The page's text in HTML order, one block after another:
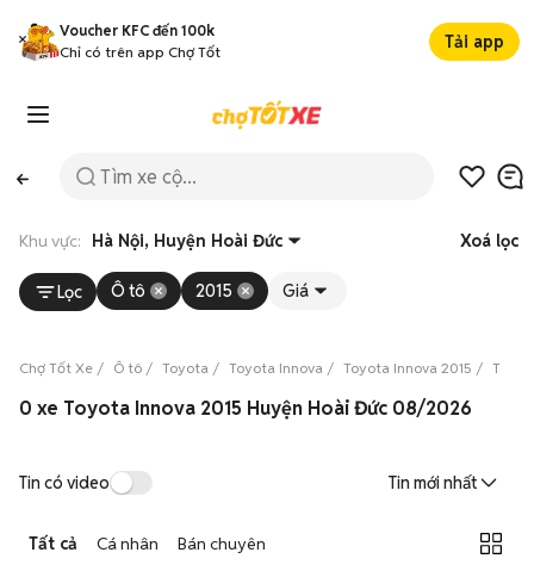
Voucher KFC đến 100k
Chỉ có trên app Chợ Tốt
Tải app
Khu vực: Hà Nội, Huyện Hoài Đức Xoá lọc
Lọc Ô tô 2015 Giá
Chợ Tốt Xe Ô tô Toyota Toyota Innova Toyota Innova 2015
0 xe Toyota Innova 2015 Huyện Hoài Đức 08/2026
Tin có video Tin mới nhất
Tất cả Cá nhân Bán chuyên